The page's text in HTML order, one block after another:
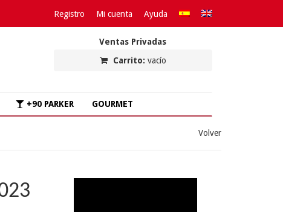
Registro Mi cuenta Ayuda
Ventas Privadas
Carrito: vacío
+90 PARKER GOURMET
Volver